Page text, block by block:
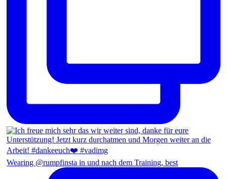
Wearing @rumpfinsta in und nach dem Training, best